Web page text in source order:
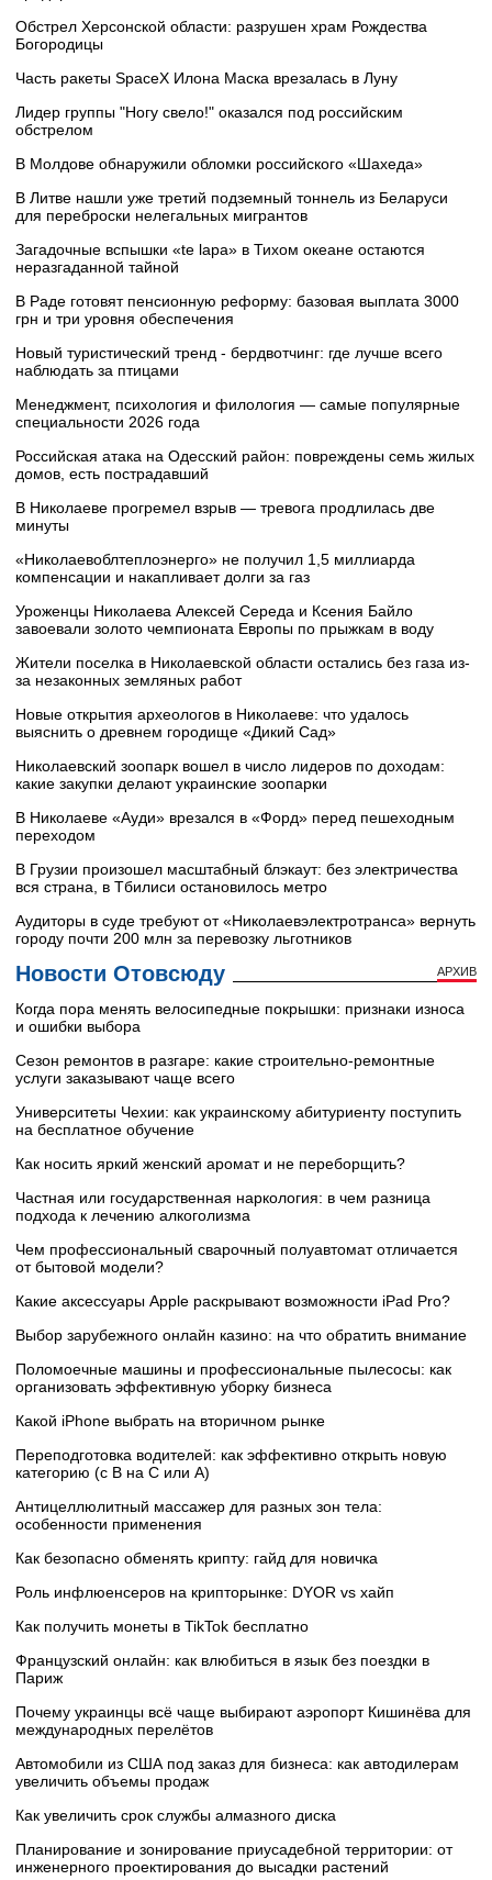
Обстрел Херсонской области: разрушен храм Рождества
Богородицы
Часть ракеты SpaceX Илона Маска врезалась в Луну
Лидер группы "Ногу свело!" оказался под российским
обстрелом
В Молдове обнаружили обломки российского «Шахеда»
В Литве нашли уже третий подземный тоннель из Беларуси
для переброски нелегальных мигрантов
Загадочные вспышки «te lapa» в Тихом океане остаются
неразгаданной тайной
В Раде готовят пенсионную реформу: базовая выплата 3000
грн и три уровня обеспечения
Новый туристический тренд - бердвотчинг: где лучше всего
наблюдать за птицами
Менеджмент, психология и филология — самые популярные
специальности 2026 года
Российская атака на Одесский район: повреждены семь жилых
домов, есть пострадавший
В Николаеве прогремел взрыв — тревога продлилась две
минуты
«Николаевоблтеплоэнерго» не получил 1,5 миллиарда
компенсации и накапливает долги за газ
Уроженцы Николаева Алексей Середа и Ксения Байло
завоевали золото чемпионата Европы по прыжкам в воду
Жители поселка в Николаевской области остались без газа из-
за незаконных земляных работ
Новые открытия археологов в Николаеве: что удалось
выяснить о древнем городище «Дикий Сад»
Николаевский зоопарк вошел в число лидеров по доходам:
какие закупки делают украинские зоопарки
В Николаеве «Ауди» врезался в «Форд» перед пешеходным
переходом
В Грузии произошел масштабный блэкаут: без электричества
вся страна, в Тбилиси остановилось метро
Аудиторы в суде требуют от «Николаевэлектротранса» вернуть
городу почти 200 млн за перевозку льготников
Новости Отовсюду АРХИВ
Когда пора менять велосипедные покрышки: признаки износа
и ошибки выбора
Сезон ремонтов в разгаре: какие строительно-ремонтные
услуги заказывают чаще всего
Университеты Чехии: как украинскому абитуриенту поступить
на бесплатное обучение
Как носить яркий женский аромат и не переборщить?
Частная или государственная наркология: в чем разница
подхода к лечению алкоголизма
Чем профессиональный сварочный полуавтомат отличается
от бытовой модели?
Какие аксессуары Apple раскрывают возможности iPad Pro?
Выбор зарубежного онлайн казино: на что обратить внимание
Поломоечные машины и профессиональные пылесосы: как
организовать эффективную уборку бизнеса
Какой iPhone выбрать на вторичном рынке
Переподготовка водителей: как эффективно открыть новую
категорию (с B на C или А)
Антицеллюлитный массажер для разных зон тела:
особенности применения
Как безопасно обменять крипту: гайд для новичка
Роль инфлюенсеров на крипторынке: DYOR vs хайп
Как получить монеты в TikTok бесплатно
Французский онлайн: как влюбиться в язык без поездки в
Париж
Почему украинцы всё чаще выбирают аэропорт Кишинёва для
международных перелётов
Автомобили из США под заказ для бизнеса: как автодилерам
увеличить объемы продаж
Как увеличить срок службы алмазного диска
Планирование и зонирование приусадебной территории: от
инженерного проектирования до высадки растений